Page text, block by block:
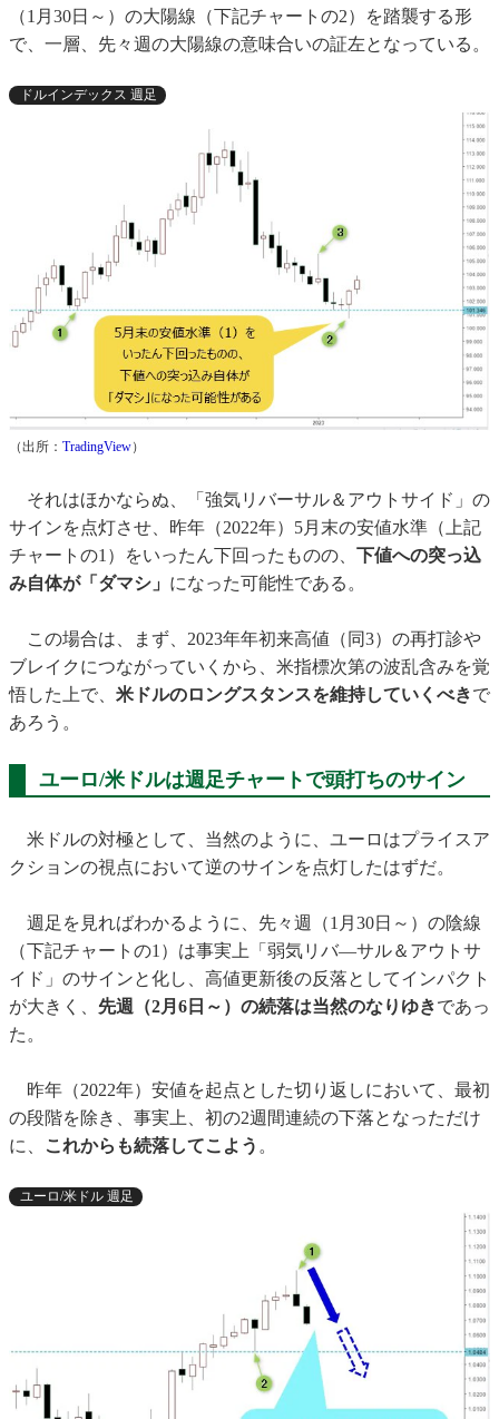
（1月30日～）の大陽線（下記チャートの2）を踏襲する形
で、一層、先々週の大陽線の意味合いの証左となっている。
ドルインデックス 週足
（出所： TradingView）
それはほかならぬ、「強気リバーサル＆アウトサイド」の
サインを点灯させ、昨年（2022年）5月末の安値水準（上記
チャートの1）をいったん下回ったものの、 下値への突っ込
み自体が「ダマシ」 になった可能性である。
この場合は、まず、2023年年初来高値（同3）の再打診や
ブレイクにつながっていくから、米指標次第の波乱含みを覚
悟した上で、 米ドルのロングスタンスを維持していくべきで
あろう。
ユーロ/米ドルは週足チャートで頭打ちのサイン
米ドルの対極として、当然のように、ユーロはプライスア
クションの視点において逆のサインを点灯したはずだ。
週足を見ればわかるように、先々週（1月30日～）の陰線
（下記チャートの1）は事実上「弱気リバ―サル＆アウトサ
イド」のサインと化し、高値更新後の反落としてインパクト
が大きく、 先週（2月6日～）の続落は当然のなりゆきであっ
た。
昨年（2022年）安値を起点とした切り返しにおいて、最初
の段階を除き、事実上、初の2週間連続の下落となっただけ
に、
これからも続落してこよう 。
ユーロ/米ドル 週足